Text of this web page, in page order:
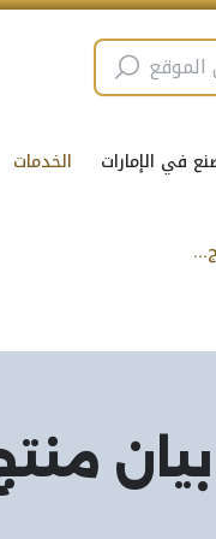
في الإمارات الخدمات
إصدار بطاقة بيان منتج للتحقق من المركبات الواردة المستعملة